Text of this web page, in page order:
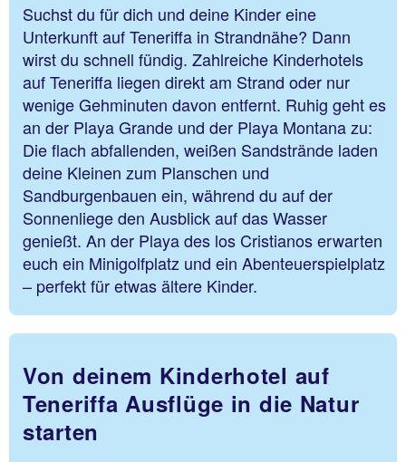
Suchst du für dich und deine Kinder eine
Unterkunft auf Teneriffa in Strandnähe? Dann
wirst du schnell fündig. Zahlreiche Kinderhotels
auf Teneriffa liegen direkt am Strand oder nur
wenige Gehminuten davon entfernt. Ruhig geht es
an der Playa Grande und der Playa Montana zu:
Die flach abfallenden, weißen Sandstrände laden
deine Kleinen zum Planschen und
Sandburgenbauen ein, während du auf der
Sonnenliege den Ausblick auf das Wasser
genießt. An der Playa des los Cristianos erwarten
euch ein Minigolfplatz und ein Abenteuerspielplatz
– perfekt für etwas ältere Kinder.
Von deinem Kinderhotel auf
Teneriffa Ausflüge in die Natur
starten